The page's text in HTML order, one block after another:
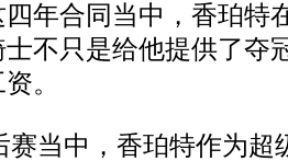
年合同当中，香珀特
不只是给他提供了夺
。
当中，香珀特作为超